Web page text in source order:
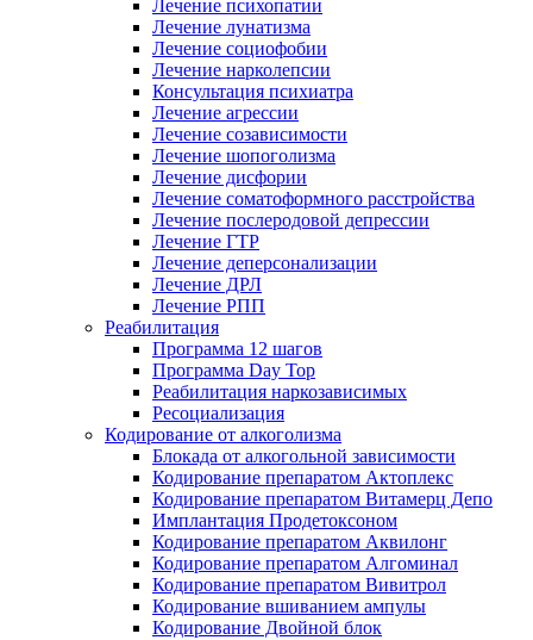
Лечение психопатии
Лечение лунатизма
Лечение социофобии
Лечение нарколепсии
Консультация психиатра
Лечение агрессии
Лечение созависимости
Лечение шопоголизма
Лечение дисфории
Лечение соматоформного расстройства
Лечение послеродовой депрессии
Лечение ГТР
Лечение деперсонализации
Лечение ДРЛ
Лечение РПП
Реабилитация
Программа 12 шагов
Программа Day Top
Реабилитация наркозависимых
Ресоциализация
Кодирование от алкоголизма
Блокада от алкогольной зависимости
Кодирование препаратом Актоплекс
Кодирование препаратом Витамерц Депо
Имплантация Продетоксоном
Кодирование препаратом Аквилонг
Кодирование препаратом Алгоминал
Кодирование препаратом Вивитрол
Кодирование вшиванием ампулы
Кодирование Двойной блок